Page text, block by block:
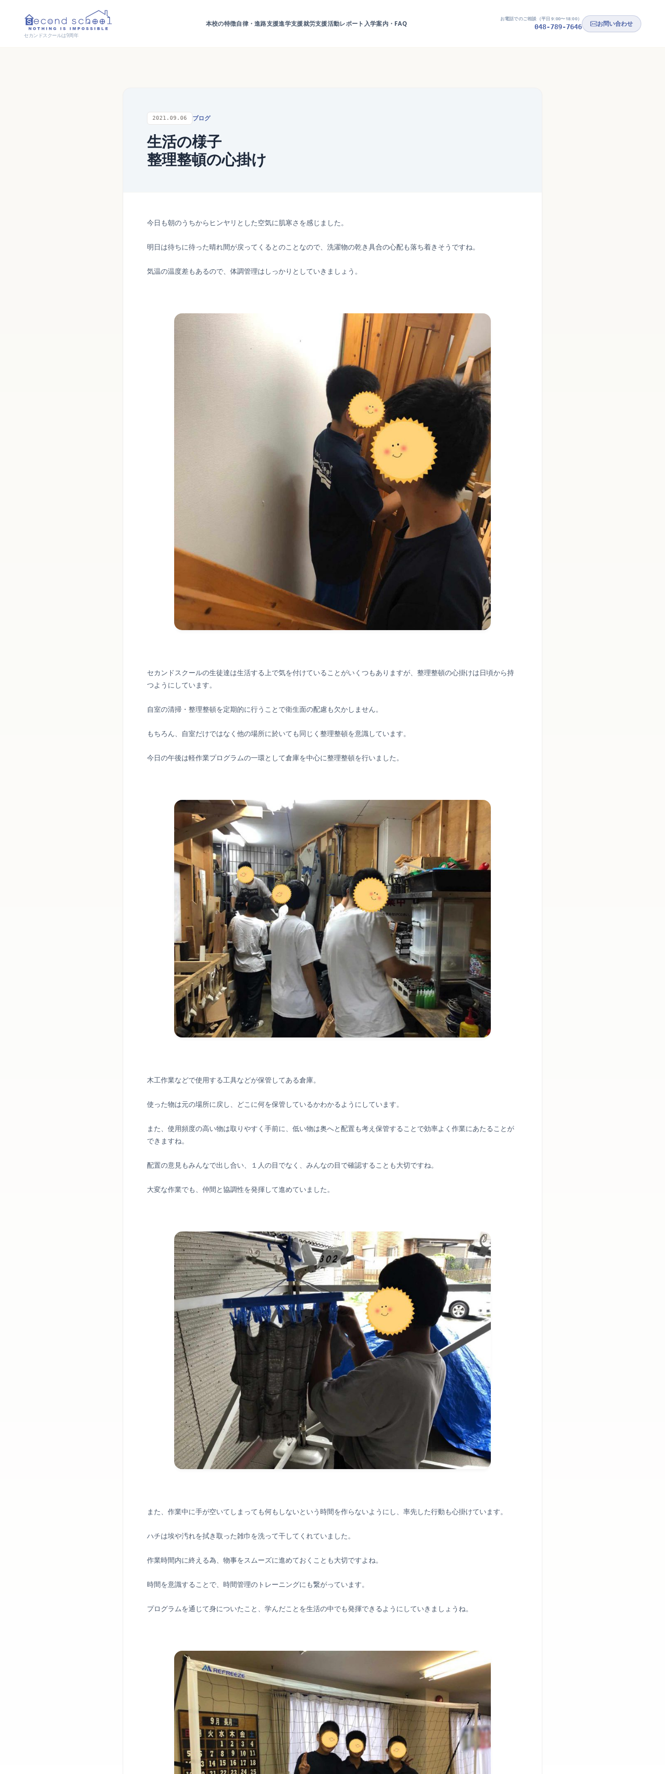
セカンドスクールは9周年
本校の特徴自律・進路支援進学支援就労支援活動レポート 入学案内・FAQ
お電話でのご相談（平日 9:00〜18:00）
048-789-7646 お問い合わせ
2021.09.06 ブログ
生活の様子
整理整頓の心掛け
今日も朝のうちからヒンヤリとした空気に肌寒さを感じました。
明日は待ちに待った晴れ間が戻ってくるとのことなので、洗濯物の乾き具合の心配も落ち着きそうですね。
気温の温度差もあるので、体調管理はしっかりとしていきましょう。
セカンドスクールの生徒達は生活する上で気を付けていることがいくつもありますが、整理整頓の心掛けは日頃から持
つようにしています。
自室の清掃・整理整頓を定期的に行うことで衛生面の配慮も欠かしません。
もちろん、自室だけではなく他の場所に於いても同じく整理整頓を意識しています。
今日の午後は軽作業プログラムの一環として倉庫を中心に整理整頓を行いました。
木工作業などで使用する工具などが保管してある倉庫。
使った物は元の場所に戻し、どこに何を保管しているかわかるようにしています。
また、使用頻度の高い物は取りやすく手前に、低い物は奥へと配置も考え保管することで効率よく作業にあたることが
できますね。
配置の意見もみんなで出し合い、１人の目でなく、みんなの目で確認することも大切ですね。
大変な作業でも、仲間と協調性を発揮して進めていました。
また、作業中に手が空いてしまっても何もしないという時間を作らないようにし、率先した行動も心掛けています。
ハチは埃や汚れを拭き取った雑巾を洗って干してくれていました。
作業時間内に終える為、物事をスムーズに進めておくことも大切ですよね。
時間を意識することで、時間管理のトレーニングにも繋がっています。
プログラムを通じて身についたこと、学んだことを生活の中でも発揮できるようにしていきましょうね。